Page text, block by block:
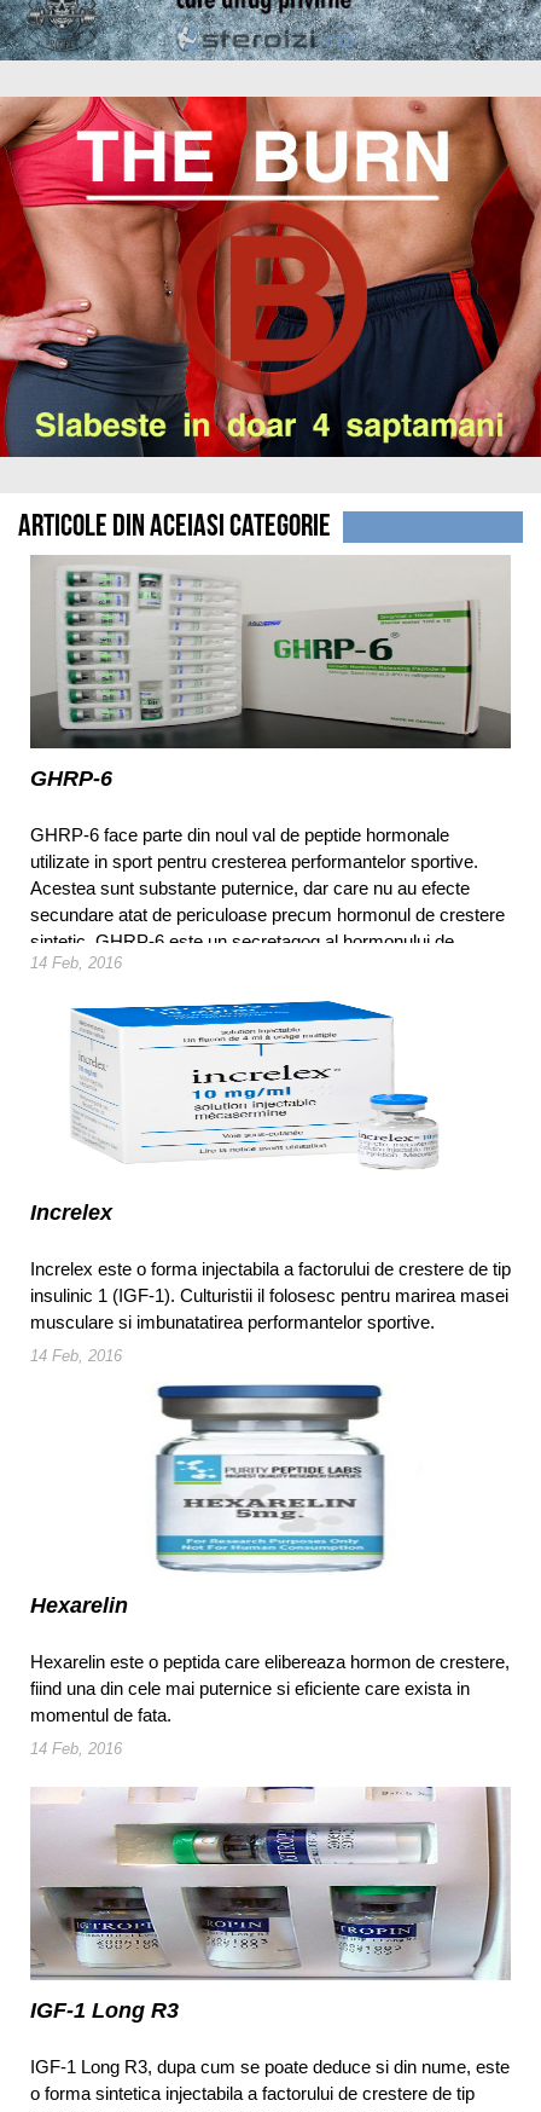
Articole din aceiasi categorie
GHRP-6
GHRP-6 face parte din noul val de peptide hormonale
utilizate in sport pentru cresterea performantelor sportive.
Acestea sunt substante puternice, dar care nu au efecte
secundare atat de periculoase precum hormonul de crestere
sintetic. GHRP-6 este un secretagog al hormonului de
crestere, o peptida care elibereaza hormon de crestere.
14 Feb, 2016
Increlex
Increlex este o forma injectabila a factorului de crestere de tip
insulinic 1 (IGF-1). Culturistii il folosesc pentru marirea masei
musculare si imbunatatirea performantelor sportive.
14 Feb, 2016
Hexarelin
Hexarelin este o peptida care elibereaza hormon de crestere,
fiind una din cele mai puternice si eficiente care exista in
momentul de fata.
14 Feb, 2016
IGF-1 Long R3
IGF-1 Long R3, dupa cum se poate deduce si din nume, este
o forma sintetica injectabila a factorului de crestere de tip